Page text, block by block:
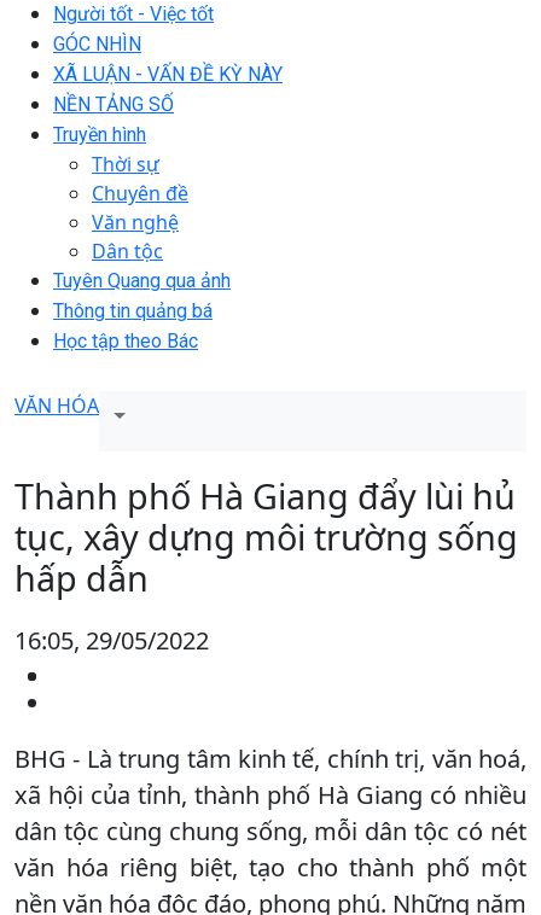
Người tốt - Việc tốt
GÓC NHÌN
XÃ LUẬN - VẤN ĐỀ KỲ NÀY
NỀN TẢNG SỐ
Truyền hình
Thời sự
Chuyên đề
Văn nghệ
Dân tộc
Tuyên Quang qua ảnh
Thông tin quảng bá
Học tập theo Bác
VĂN HÓA
Thành phố Hà Giang đẩy lùi hủ
tục, xây dựng môi trường sống
hấp dẫn
16:05, 29/05/2022
BHG - Là trung tâm kinh tế, chính trị, văn hoá,
xã hội của tỉnh, thành phố Hà Giang có nhiều
dân tộc cùng chung sống, mỗi dân tộc có nét
văn hóa riêng biệt, tạo cho thành phố một
nền văn hóa độc đáo, phong phú. Những năm